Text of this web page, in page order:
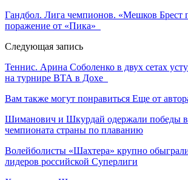
Гандбол. Лига чемпионов. «Мешков Брест
поражение от «Пика»
Следующая запись
Теннис. Арина Соболенко в двух сетах
на турнире ВТА в Дохе
Вам также могут понравиться Еще от
Шиманович и Шкурдай одержали победы в
чемпионата страны по плаванию
Волейболисты «Шахтера» крупно
лидеров российской Суперлиги